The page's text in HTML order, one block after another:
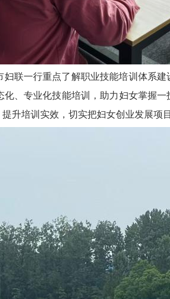
联一行重点了解职业技能培训体系
、专业化技能培训，助力妇女掌握
升培训实效，切实把妇女创业发展项